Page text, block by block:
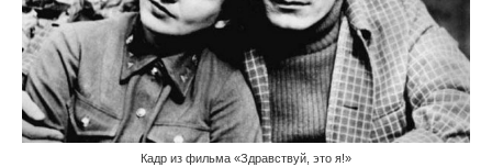
Кадр из фильма «Здравствуй, это я!»